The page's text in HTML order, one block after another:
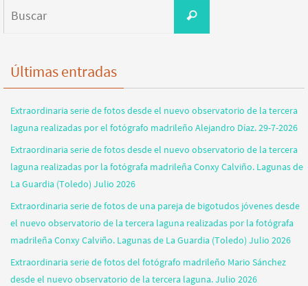
Buscar
Últimas entradas
Extraordinaria serie de fotos desde el nuevo observatorio de la tercera
laguna realizadas por el fotógrafo madrileño Alejandro Díaz. 29-7-2026
Extraordinaria serie de fotos desde el nuevo observatorio de la tercera
laguna realizadas por la fotógrafa madrileña Conxy Calviño. Lagunas de
La Guardia (Toledo) Julio 2026
Extraordinaria serie de fotos de una pareja de bigotudos jóvenes desde
el nuevo observatorio de la tercera laguna realizadas por la fotógrafa
madrileña Conxy Calviño. Lagunas de La Guardia (Toledo) Julio 2026
Extraordinaria serie de fotos del fotógrafo madrileño Mario Sánchez
desde el nuevo observatorio de la tercera laguna. Julio 2026